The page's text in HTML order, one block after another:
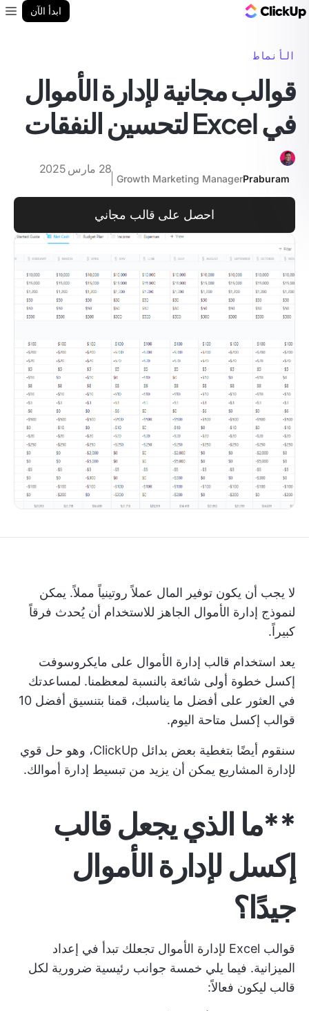
ابدأ الآن
الأنماط
قوالب مجانية لإدارة الأموال
في Excel لتحسين النفقات
Praburam
Growth Marketing Manager
28 مارس 2025
احصل على قالب مجاني
لا يجب أن يكون توفير المال عملاً روتينياً مملاً. يمكن
لنموذج إدارة الأموال الجاهز للاستخدام أن يُحدث فرقاً
كبيراً.
يعد استخدام قالب إدارة الأموال على مايكروسوفت
إكسل خطوة أولى شائعة بالنسبة لمعظمنا. لمساعدتك
في العثور على أفضل ما يناسبك، قمنا بتنسيق أفضل 10
قوالب إكسل متاحة اليوم.
سنقوم أيضًا بتغطية بعض بدائل ClickUp، وهو حل قوي
لإدارة المشاريع يمكن أن يزيد من تبسيط إدارة أموالك.
**ما الذي يجعل قالب
إكسل لإدارة الأموال
جيدًا؟
قوالب Excel لإدارة الأموال تجعلك تبدأ في إعداد
الميزانية. فيما يلي خمسة جوانب رئيسية ضرورية لكل
قالب ليكون فعالاً: